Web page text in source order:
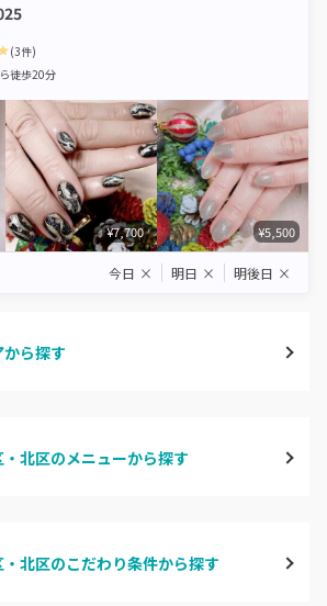
(3件)
徒歩20分
¥7,700 ¥5,500
今日 × 明日 × 明後日 ×
ら探す
三条
・北区のメニューから探す
・北区のこだわり条件から探す